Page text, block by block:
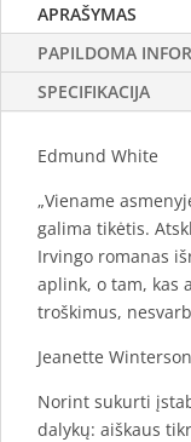
APRAŠYMAS
PAPILDOMA
SPECIFIKACIJA
Edmund White
„Viename
galima tikėtis.
Irvingo romanas
aplink, o tam, kas
troškimus,
Jeanette
Norint sukurti
dalykų: aiškaus